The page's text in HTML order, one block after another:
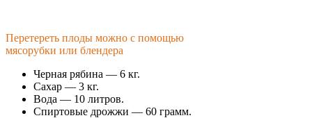
Перетереть плоды можно с помощью
мясорубки или блендера
Черная рябина — 6 кг.
Сахар — 3 кг.
Вода — 10 литров.
Спиртовые дрожжи — 60 грамм.